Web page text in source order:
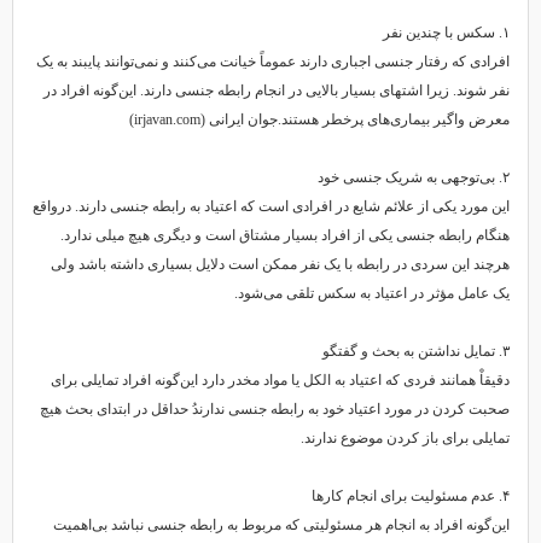
۱. سکس با چندین نفر
افرادی که رفتار جنسی اجباری دارند عموماً خیانت می‌کنند و نمی‌توانند پایبند به یک
نفر شوند. زیرا اشتهای بسیار بالایی در انجام رابطه جنسی دارند. این‌گونه افراد در
معرض واگیر بیماری‌های پرخطر هستند.جوان ایرانی (irjavan.com)
۲. بی‌توجهی به شریک جنسی خود
این مورد یکی از علائم شایع در افرادی است که اعتیاد به رابطه جنسی دارند. درواقع
هنگام رابطه جنسی یکی از افراد بسیار مشتاق است و دیگری هیچ میلی ندارد.
هرچند این سردی در رابطه با یک نفر ممکن است دلایل بسیاری داشته باشد ولی
یک عامل مؤثر در اعتیاد به سکس تلقی می‌شود‌.
۳. تمایل نداشتن به بحث و گفتگو
دقیقاْ همانند فردی که اعتیاد به الکل یا مواد مخدر دارد این‌گونه افراد تمایلی برای
صحبت کردن در مورد اعتیاد خود به رابطه جنسی ندارندُ حداقل در ابتدای بحث هیچ
تمایلی برای باز کردن موضوع ندارند.
۴. عدم مسئولیت برای انجام کارها
این‌گونه افراد به انجام هر مسئولیتی که مربوط به رابطه جنسی نباشد بی‌اهمیت